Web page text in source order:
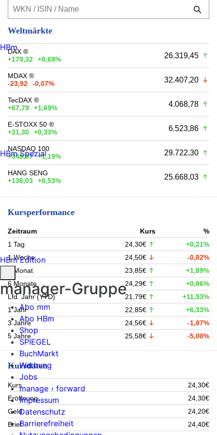
Weltmärkte
DAX ®
+179,32
+0,69% 26.319,45
MDAX ®
-23,92
-0,07% 32.407,20
TecDAX ®
+67,79
+1,69% 4.068,78
E-STOXX 50 ®
+21,30
+0,33% 6.523,86
NASDAQ 100
+348,97
+1,19% 29.722,30
HANG SENG
+136,03
+0,53% 25.668,03
Kursperformance
Zeitraum Kurs
%
1 Tag
24,30€
+0,21%
1 Woche
24,50€
-0,82%
1 Monat
23,85€
+1,89%
6 Monate
24,29€
+0,06%
Lfd. Jahr (YTD)
21,79€
+11,53%
1 Jahr
22,85€
+6,33%
3 Jahre
24,56€
-1,07%
5 Jahre
25,58€ -5,00%
Kursdaten
Kurs
24,30€
Eröffnung
24,30€
Geld
24,20€
Brief
24,40€
HBm
HBm Spezial
HBm Edition
manager-Gruppe
Abo mm
Abo HBm
Shop
SPIEGEL
BuchMarkt
Werbung
Jobs
manage › forward
Impressum
Datenschutz
Barrierefreiheit